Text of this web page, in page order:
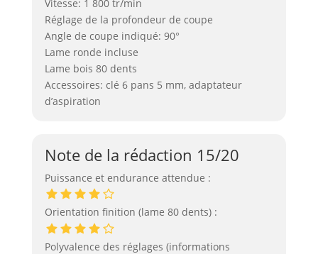
Vitesse: 1 800 tr/min
Réglage de la profondeur de coupe
Angle de coupe indiqué: 90°
Lame ronde incluse
Lame bois 80 dents
Accessoires: clé 6 pans 5 mm, adaptateur
d’aspiration
Note de la rédaction 15/20
Puissance et endurance attendue :
Orientation finition (lame 80 dents) :
Polyvalence des réglages (informations